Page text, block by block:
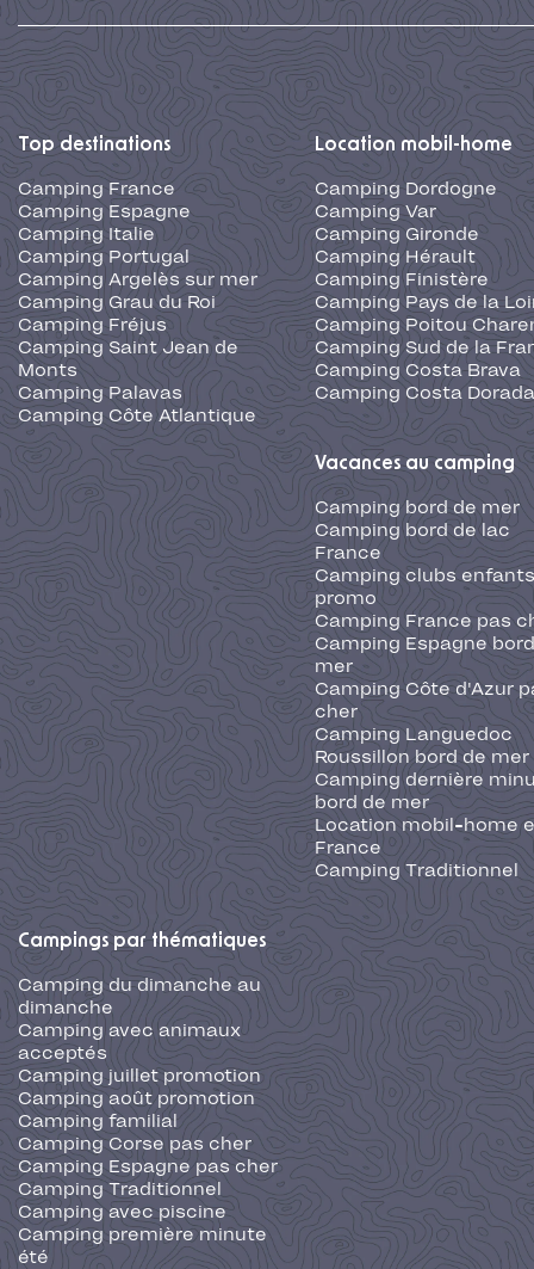
Top destinations
Camping France
Camping Espagne
Camping Italie
Camping Portugal
Camping Argelès sur mer
Camping Grau du Roi
Camping Fréjus
Camping Saint Jean de
Monts
Camping Palavas
Camping Côte Atlantique
Location mobil-home
Camping Dordogne
Camping Var
Camping Gironde
Camping Hérault
Camping Finistère
Camping Pays de la
Camping Poitou
Camping Sud de la
Camping Costa Brava
Camping Costa Dorada
Vacances au camping
Camping bord de mer
Camping bord de lac
France
Camping clubs
promo
Camping France pas
Camping Espagne
mer
Camping Côte d'Azur
cher
Camping Languedoc
Roussillon bord de mer
Camping dernière
bord de mer
Location mobil-home
France
Camping Traditionnel
Campings par thématiques
Camping du dimanche au
dimanche
Camping avec animaux
acceptés
Camping juillet promotion
Camping août promotion
Camping familial
Camping Corse pas cher
Camping Espagne pas cher
Camping Traditionnel
Camping avec piscine
Camping première minute
été